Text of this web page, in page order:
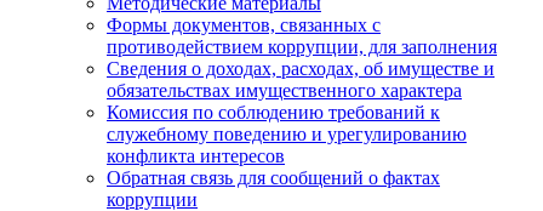
Формы документов, связанных с
противодействием коррупции, для заполнения
Сведения о доходах, расходах, об имуществе и
обязательствах имущественного характера
Комиссия по соблюдению требований к
служебному поведению и урегулированию
конфликта интересов
Обратная связь для сообщений о фактах
коррупции